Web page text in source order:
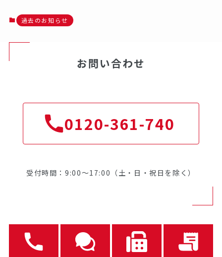
過去のお知らせ
お問い合わせ
0120-361-740
受付時間：9:00～17:00（土・日・祝日を除く）